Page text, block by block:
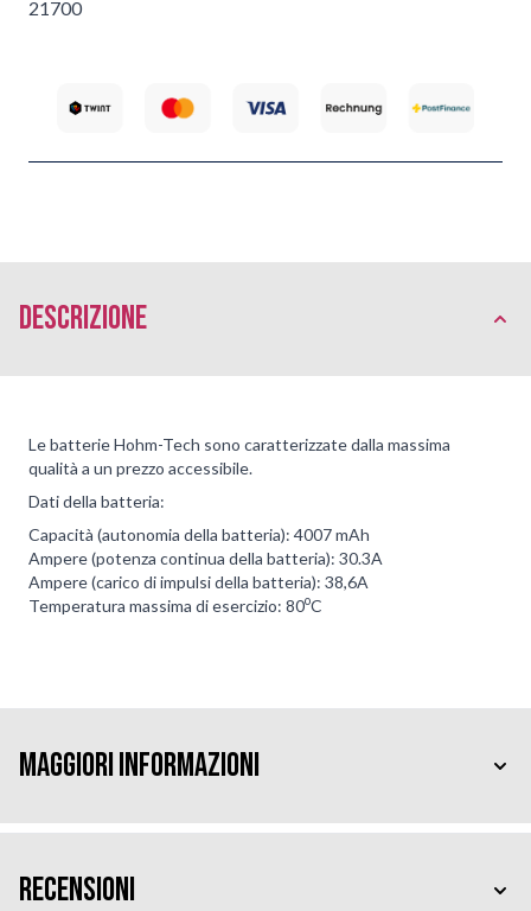
21700
Descrizione
Le batterie Hohm-Tech sono caratterizzate dalla massima
qualità a un prezzo accessibile.
Dati della batteria:
Capacità (autonomia della batteria): 4007 mAh
Ampere (potenza continua della batteria): 30.3A
Ampere (carico di impulsi della batteria): 38,6A
Temperatura massima di esercizio: 80oC
Maggiori Informazioni
Recensioni